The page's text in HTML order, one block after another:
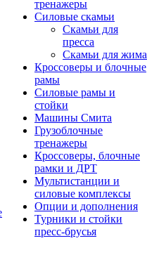
тренажеры
Силовые скамьи
Скамьи для
пресса
Скамьи для жима
Кроссоверы и блочные
рамы
Силовые рамы и
стойки
Машины Смита
Грузоблочные
тренажеры
Кроссоверы, блочные
рамки и ДРТ
Мультистанции и
силовые комплексы
Опции и дополнения
Турники и стойки
пресс-брусья